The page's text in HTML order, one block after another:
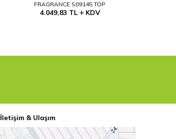
FRAGRANCE S09145 TOP
4.049,83 TL KDV
İletişim & Ulaşım